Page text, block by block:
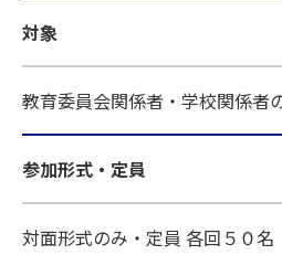
対象
教育委員会関係者・学校関係者
参加形式・定員
対面形式のみ・定員 各回５０名